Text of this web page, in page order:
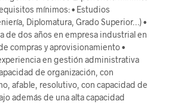
mínimos: • Estudios
Diplomatura, Grado Superior…) •
de dos años en empresa industrial en
compras y aprovisionamiento •
en gestión administrativa
de organización, con
afable, resolutivo, con capacidad de
además de una alta capacidad